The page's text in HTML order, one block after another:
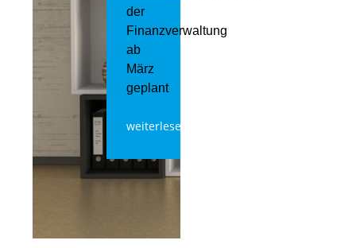
der
Finanzverwaltung
ab
März
geplant
weiterlesen